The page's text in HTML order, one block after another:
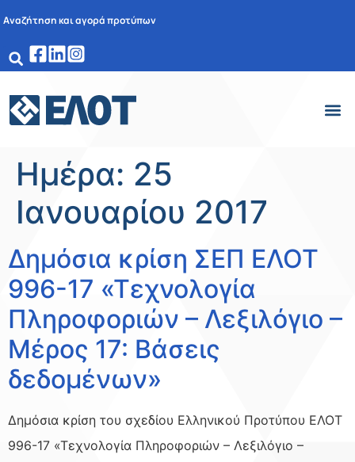
Αναζήτηση και αγορά προτύπων
Ημέρα: 25
Ιανουαρίου 2017
Δημόσια κρίση ΣΕΠ ΕΛΟΤ
996-17 «Τεχνολογία
Πληροφοριών – Λεξιλόγιο –
Μέρος 17: Βάσεις
δεδομένων»
Δημόσια κρίση του σχεδίου Ελληνικού Προτύπου ΕΛΟΤ
996-17 «Τεχνολογία Πληροφοριών – Λεξιλόγιο –